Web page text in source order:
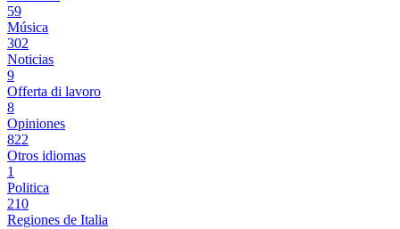
59
Música
302
Noticias
9
Offerta di lavoro
8
Opiniones
822
Otros idiomas
1
Politica
210
Regiones de Italia